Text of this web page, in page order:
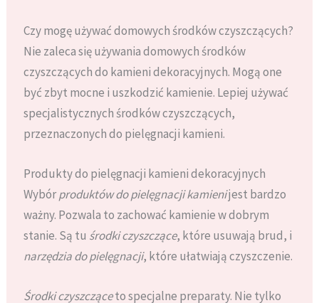
Czy mogę używać domowych środków czyszczących?
Nie zaleca się używania domowych środków
czyszczących do kamieni dekoracyjnych. Mogą one
być zbyt mocne i uszkodzić kamienie. Lepiej używać
specjalistycznych środków czyszczących,
przeznaczonych do pielęgnacji kamieni.
Produkty do pielęgnacji kamieni dekoracyjnych
Wybórproduktów do pielęgnacji kamienijest bardzo
ważny. Pozwala to zachować kamienie w dobrym
stanie. Są tu środki czyszczące, które usuwają brud, i
narzędzia do pielęgnacji, które ułatwiają czyszczenie.
Środki czyszcząceto specjalne preparaty. Nie tylko